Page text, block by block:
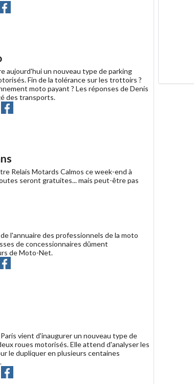
Partager
aujourd'hui un nouveau type de parking
Fin de la tolérance sur les trottoirs ?
moto payant ? Les réponses de Denis
des transports.
Partager
sur
Relais Motards Calmos ce week-end à
seront gratuites... mais peut-être pas
l'annuaire des professionnels de la moto
de concessionnaires dûment
de Moto-Net.
Partager
vient d'inaugurer un nouveau type de
roues motorisés. Elle attend d'analyser les
le dupliquer en plusieurs centaines
Partager
sur